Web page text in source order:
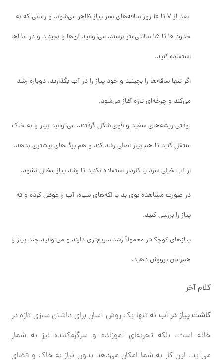
بعد از ۷ تا ۱۰ روز ساقه‌های سبز پیاز ظاهر می‌شوند و زمانی که به
حدود ۱۰ تا ۱۵ سانتی‌متر برسند، می‌توانید آن‌ها را بچینید و در غذاها
استفاده کنید.
اگر تنها ساقه‌ها را بچینید و خود پیاز را در آب بگذارید، دوباره رشد
می‌کند و چرخه‌ای تازه آغاز می‌شود.
وقتی ریشه‌های سفید و قوی شکل گرفتند، می‌توانید پیاز را به خاک
منتقل کنید تا هم پیاز اصلی رشد کند و هم برگ‌های بیشتری بدهد.
از آب خیلی سرد یا کلردار استفاده نکنید تا رشد پیاز مختل نشود.
در صورت مشاهده بوی بد یا لکه‌های سیاه، آب را عوض کرده و ته
پیاز را بررسی کنید.
پیازهای کوچک‌تر معمولاً رشد سریع‌تری دارند و می‌توانید چند پیاز را
هم‌زمان پرورش دهید.
کلام آخر
کاشت پیاز در آب نه ‌تنها یک روش آسان برای داشتن سبزی تازه در
خانه است، بلکه تجربه‌ای آموزنده و سرگرم‌کننده نیز به شمار
می‌آید. این کار به شما امکان می‌دهد بدون نیاز به خاک و فضای